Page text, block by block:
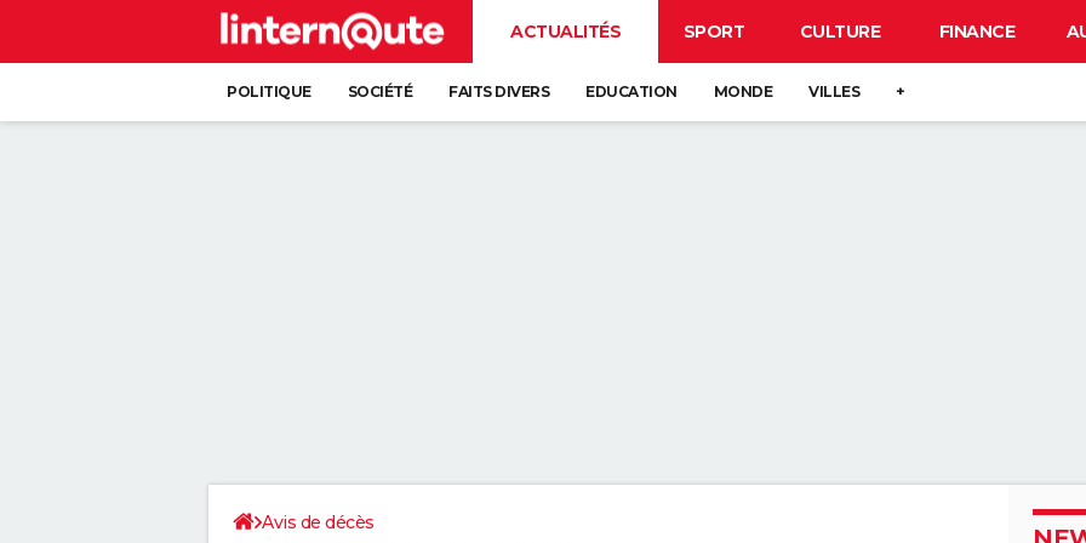
ACTUALITÉS SPORT CULTURE FINANCE
POLITIQUE SOCIÉTÉ FAITS DIVERS EDUCATION MONDE VILLES +
Avis de décès